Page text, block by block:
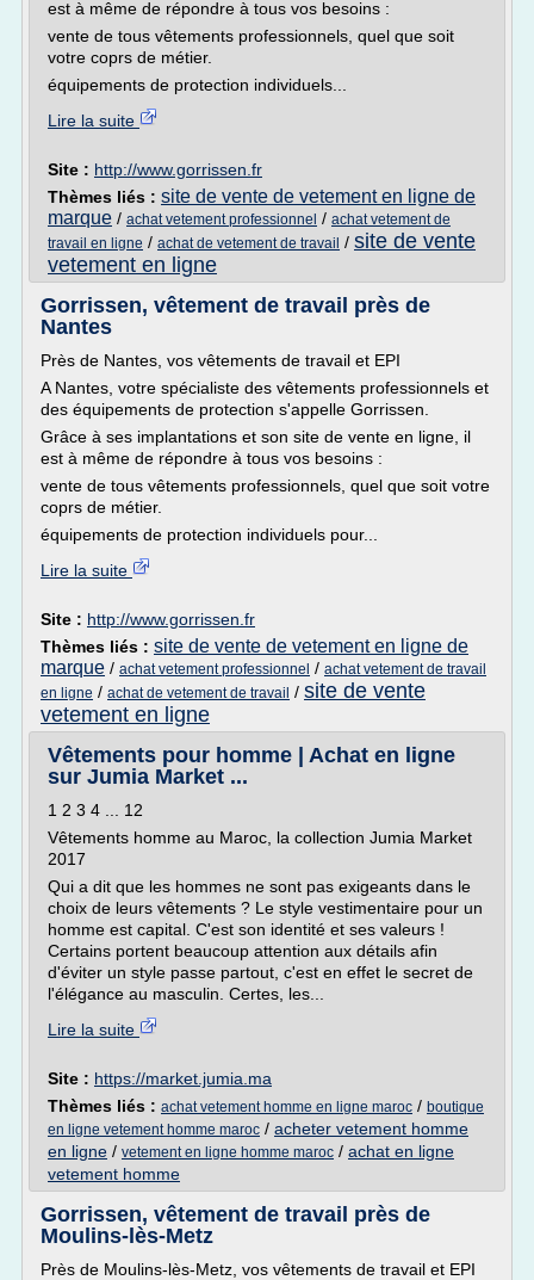
est à même de répondre à tous vos besoins :
vente de tous vêtements professionnels, quel que soit
votre coprs de métier.
équipements de protection individuels...
Lire la suite
Site : http://www.gorrissen.fr
Thèmes liés : site de vente de vetement en ligne de
marque / achat vetement professionnel / achat vetement de
travail en ligne / achat de vetement de travail / site de vente
vetement en ligne
Gorrissen, vêtement de travail près de
Nantes
Près de Nantes, vos vêtements de travail et EPI
A Nantes, votre spécialiste des vêtements professionnels et
des équipements de protection s'appelle Gorrissen.
Grâce à ses implantations et son site de vente en ligne, il
est à même de répondre à tous vos besoins :
vente de tous vêtements professionnels, quel que soit votre
coprs de métier.
équipements de protection individuels pour...
Lire la suite
Site : http://www.gorrissen.fr
Thèmes liés : site de vente de vetement en ligne de
marque / achat vetement professionnel / achat vetement de travail
en ligne / achat de vetement de travail / site de vente
vetement en ligne
Vêtements pour homme | Achat en ligne
sur Jumia Market ...
1 2 3 4 ... 12
Vêtements homme au Maroc, la collection Jumia Market
2017
Qui a dit que les hommes ne sont pas exigeants dans le
choix de leurs vêtements ? Le style vestimentaire pour un
homme est capital. C'est son identité et ses valeurs !
Certains portent beaucoup attention aux détails afin
d'éviter un style passe partout, c'est en effet le secret de
l'élégance au masculin. Certes, les...
Lire la suite
Site : https://market.jumia.ma
Thèmes liés : achat vetement homme en ligne maroc / boutique
en ligne vetement homme maroc / acheter vetement homme
en ligne / vetement en ligne homme maroc / achat en ligne
vetement homme
Gorrissen, vêtement de travail près de
Moulins-lès-Metz
Près de Moulins-lès-Metz, vos vêtements de travail et EPI